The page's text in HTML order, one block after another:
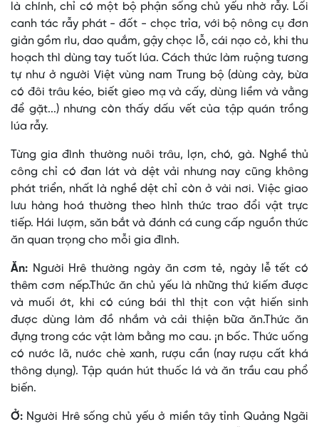
là chính, chỉ có một bộ phận sống chủ yếu nhờ rẫy. Lối
canh tác rẫy phát - đốt - chọc trỉa, với bộ nông cụ đơn
giản gồm rìu, dao quắm, gậy chọc lỗ, cái nạo cỏ, khi thu
hoạch thì dùng tay tuốt lúa. Cách thức làm ruộng tương
tự như ở người Việt vùng nam Trung bộ (dùng cày, bừa
có đôi trâu kéo, biết gieo mạ và cấy, dùng liềm và vằng
để gặt...) nhưng còn thấy dấu vết của tập quán trồng
lúa rẫy.
Từng gia đình thường nuôi trâu, lợn, chó, gà. Nghề thủ
công chỉ có đan lát và dệt vải nhưng nay cũng không
phát triển, nhất là nghề dệt chỉ còn ở vài nơi. Việc giao
lưu hàng hoá thường theo hình thức trao đổi vật trực
tiếp. Hái lượm, săn bắt và đánh cá cung cấp nguồn thức
ăn quan trọng cho mỗi gia đình.
Ăn: Người Hrê thường ngày ăn cơm tẻ, ngày lễ tết có
thêm cơm nếp.Thức ăn chủ yếu là những thứ kiếm được
và muối ớt, khi có cúng bái thì thịt con vật hiến sinh
được dùng làm đồ nhắm và cải thiện bữa ăn.Thức ăn
đựng trong các vật làm bằng mo cau. ¡n bốc. Thức uống
có nước lã, nước chè xanh, rượu cần (nay rượu cất khá
thông dụng). Tập quán hút thuốc lá và ăn trầu cau phổ
biến.
Ở: Người Hrê sống chủ yếu ở miền tây tỉnh Quảng Ngãi